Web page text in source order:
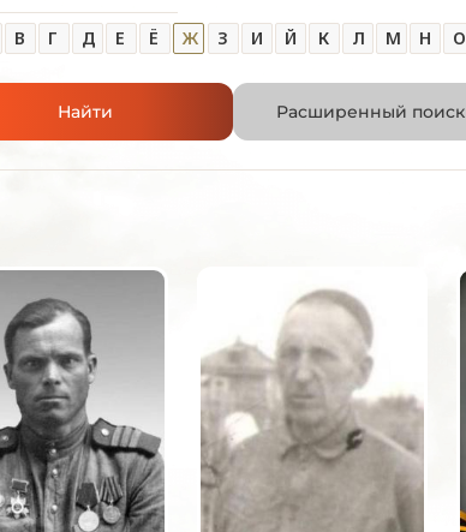
В Г Д Е Ё Ж З И Й К Л М Н О
Найти Расширенный поиск